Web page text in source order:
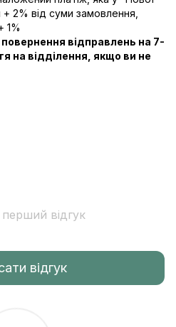
2% від суми замовлення,
1%
відправлень на 7-
на відділення, якщо ви не
відгук
відгук